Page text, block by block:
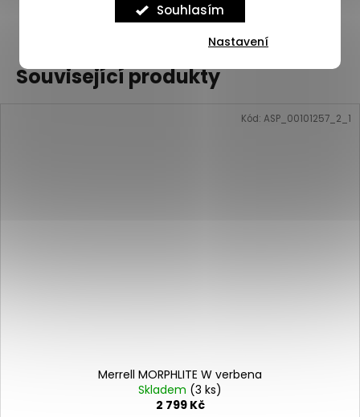
Souhlasím
Nastavení
ZOBRAZIT VŠECHNY PODOBNÉ PRODUKTY
Související produkty
Merrell MORPHLITE W verbena
Skladem (3 ks)
2 799 Kč
Kód: ASP_00101257_2_1